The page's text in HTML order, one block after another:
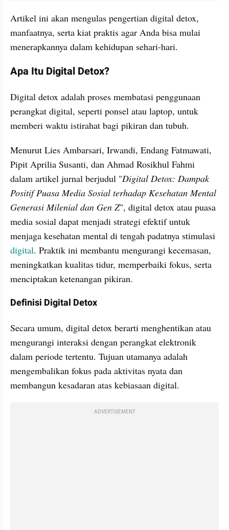
Artikel ini akan mengulas pengertian digital detox,
manfaatnya, serta kiat praktis agar Anda bisa mulai
menerapkannya dalam kehidupan sehari-hari.
Apa Itu Digital Detox?
Digital detox adalah proses membatasi penggunaan
perangkat digital, seperti ponsel atau laptop, untuk
memberi waktu istirahat bagi pikiran dan tubuh.
Menurut Lies Ambarsari, Irwandi, Endang Fatmawati,
Pipit Aprilia Susanti, dan Ahmad Rosikhul Fahmi
dalam artikel jurnal berjudul "Digital Detox: Dampak
Positif Puasa Media Sosial terhadap Kesehatan Mental
Generasi Milenial dan Gen Z", digital detox atau puasa
media sosial dapat menjadi strategi efektif untuk
digital. Praktik ini membantu mengurangi kecemasan,
meningkatkan kualitas tidur, memperbaiki fokus, serta
menciptakan ketenangan pikiran.
Definisi Digital Detox
Secara umum, digital detox berarti menghentikan atau
mengurangi interaksi dengan perangkat elektronik
dalam periode tertentu. Tujuan utamanya adalah
mengembalikan fokus pada aktivitas nyata dan
membangun kesadaran atas kebiasaan digital.
ADVERTISEMENT